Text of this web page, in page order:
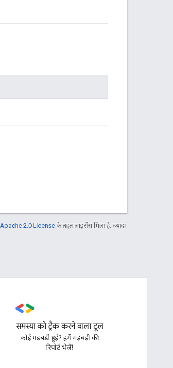
Apache 2.0 License के तहत लाइसेंस मिला है. ज़्यादा
समस्या को ट्रैक करने वाला टूल
कोई गड़बड़ी हुई? हमें गड़बड़ी की
रिपोर्ट भेजें!